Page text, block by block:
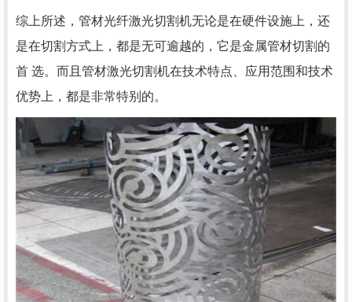
综上所述，管材光纤激光切割机无论是在硬件设施上，还
是在切割方式上，都是无可逾越的，它是金属管材切割的
首 选。而且管材激光切割机在技术特点、应用范围和技术
优势上，都是非常特别的。